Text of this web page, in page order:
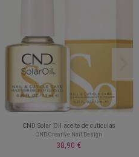
CND Solar Oil aceite de cutículas
CND Creative Nail Design
38,90 €